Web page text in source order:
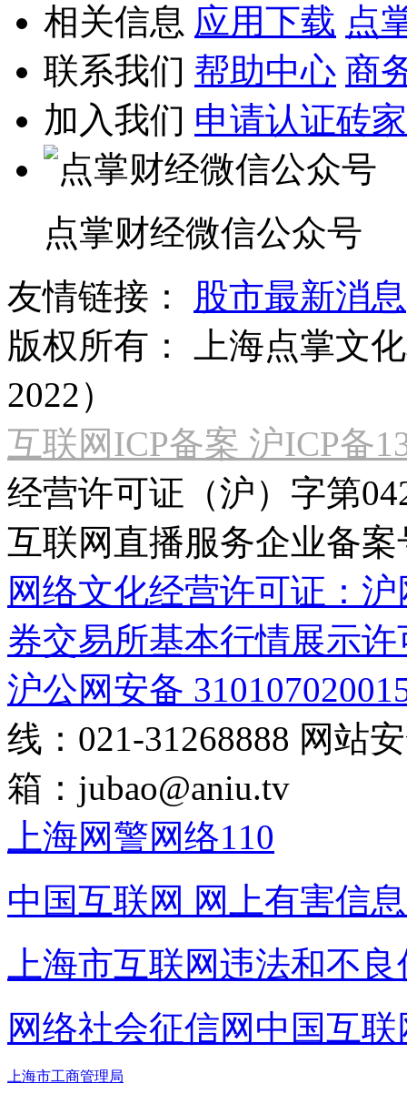
相关信息 应用下载 点
联系我们 帮助中心 商
加入我们 申请认证砖家
点掌财经微信公众号
友情链接：
股市最新消息
版权所有：
上海点掌文
2022）
互联网ICP备案 沪ICP备
经营许可证（沪）字第
互联网直播服务企业备案
网络文化经营许可证：
券交易所基本行情展示许
沪公网安备
线：021-31268888 网站
箱： jubao@aniu.tv
上海网警网络110
中国互联网 网上有害信
上海市互联网违法和不
网络社会征信网 中国互
上海市工商管理局